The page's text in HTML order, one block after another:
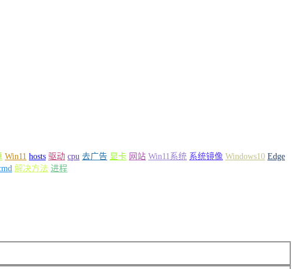
Win11 hosts 驱动 cpu 去广告 显卡 网站 Win11系统 系统镜像 Windows10 Edge
解决方法 进程